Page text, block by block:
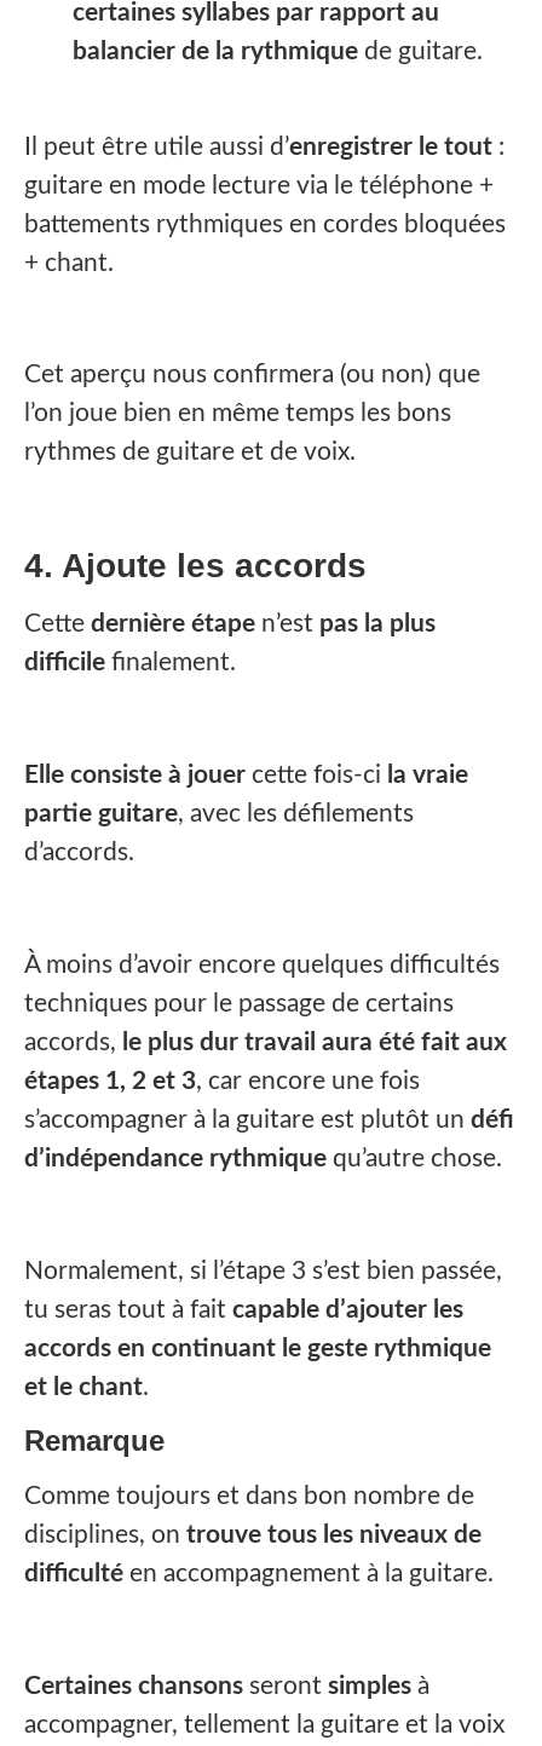
certaines syllabes par rapport au
balancier de la rythmique de guitare.
Il peut être utile aussi d’enregistrer le tout :
guitare en mode lecture via le téléphone +
battements rythmiques en cordes bloquées
+ chant.
Cet aperçu nous confirmera (ou non) que
l’on joue bien en même temps les bons
rythmes de guitare et de voix.
4. Ajoute les accords
Cette dernière étape n’est pas la plus
difficile finalement.
Elle consiste à jouer cette fois-ci la vraie
partie guitare, avec les défilements
d’accords.
À moins d’avoir encore quelques difficultés
techniques pour le passage de certains
accords, le plus dur travail aura été fait aux
étapes 1, 2 et 3, car encore une fois
s’accompagner à la guitare est plutôt un défi
d’indépendance rythmique qu’autre chose.
Normalement, si l’étape 3 s’est bien passée,
tu seras tout à fait capable d’ajouter les
accords en continuant le geste rythmique
et le chant.
Remarque
Comme toujours et dans bon nombre de
disciplines, on trouve tous les niveaux de
difficulté en accompagnement à la guitare.
Certaines chansons seront simples à
accompagner, tellement la guitare et la voix